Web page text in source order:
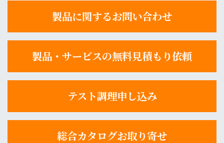
製品に関するお問い合わせ
製品・サービスの無料見積もり依頼
テスト調理申し込み
総合カタログお取り寄せ